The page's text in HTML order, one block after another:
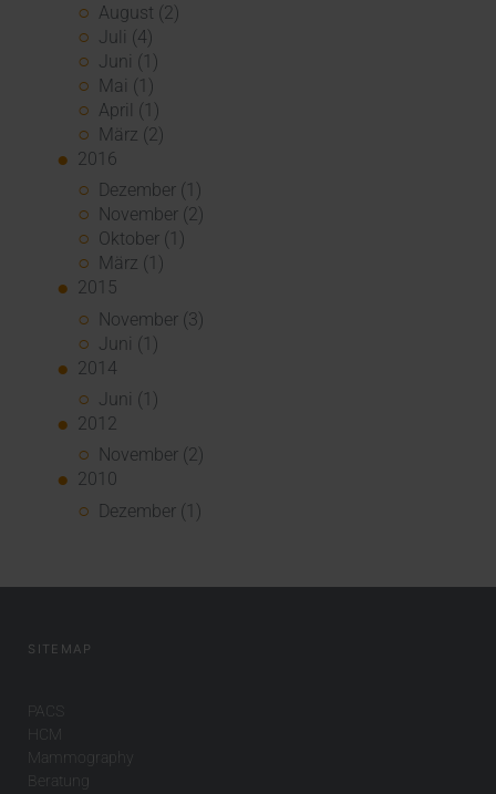
August (2)
Juli (4)
Juni (1)
Mai (1)
April (1)
März (2)
2016
Dezember (1)
November (2)
Oktober (1)
März (1)
2015
November (3)
Juni (1)
2014
Juni (1)
2012
November (2)
2010
Dezember (1)
SITEMAP
PACS
HCM
Mammography
Beratung